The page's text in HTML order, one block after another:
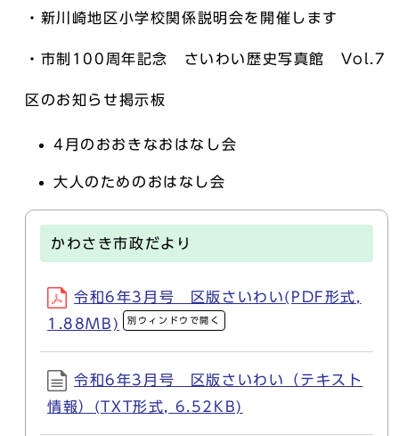
・新川崎地区小学校関係説明会を開催します
・市制100周年記念 さいわい歴史写真館 Vol.7
区のお知らせ掲示板
4月のおおきなおはなし会
大人のためのおはなし会
かわさき市政だより
令和6年3月号 区版さいわい(PDF形式,
1.88MB)
別ウィンドウで開く
令和6年3月号 区版さいわい（テキスト
情報）(TXT形式, 6.52KB)